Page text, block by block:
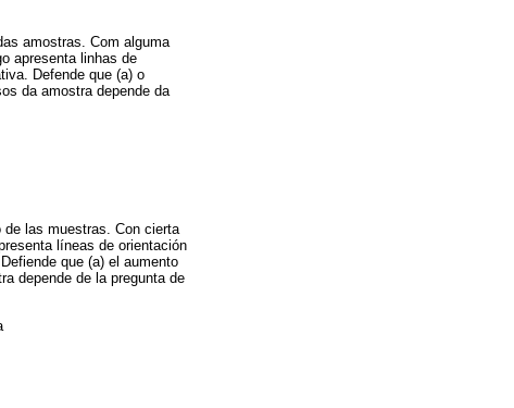
amostras. Com alguma
apresenta linhas de
Defende que (a) o
da amostra depende da
las muestras. Con cierta
líneas de orientación
que (a) el aumento
depende de la pregunta de